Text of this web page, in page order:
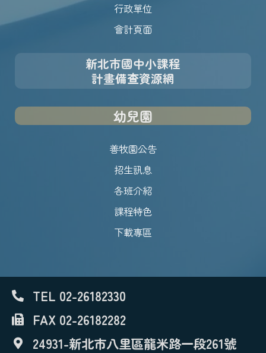
行政單位
會計頁面
新北市國中小課程
計畫備查資源網
幼兒園
善牧園公告
招生訊息
各班介紹
課程特色
下載專區
TEL 02-26182330
FAX 02-26182282
24931-新北市八里區龍米路一段261號